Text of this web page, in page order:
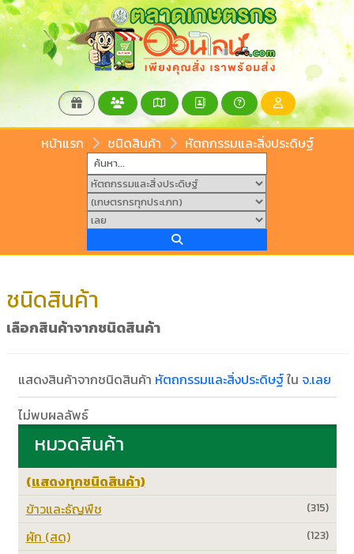
หน้าแรก ชนิดสินค้า หัตถกรรมและสิ่งประดิษฐ์
ชนิดสินค้า
เลือกสินค้าจากชนิดสินค้า
แสดงสินค้าจากชนิดสินค้า หัตถกรรมและสิ่งประดิษฐ์ใน จ.เลย
ไม่พบผลลัพธ์
หมวดสินค้า
(แสดงทุกชนิดสินค้า)
(315)
ข้าวและธัญพืช
(123)
ผัก (สด)